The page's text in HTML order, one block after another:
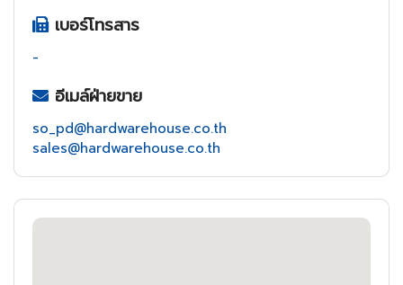
เบอร์โทรสาร
-
อีเมล์ฝ่ายขาย
so_pd@hardwarehouse.co.th
sales@hardwarehouse.co.th